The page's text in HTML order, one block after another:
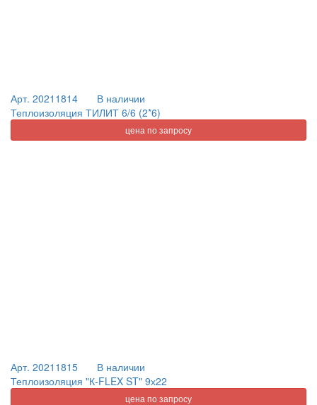
Арт. 20211814
В наличии
Теплоизоляция ТИЛИТ 6/6 (2*6)
цена по запросу
Арт. 20211815
В наличии
Теплоизоляция "К-FLEX ST" 9х22
цена по запросу